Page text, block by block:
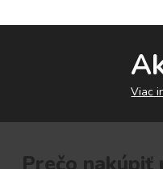
Viac